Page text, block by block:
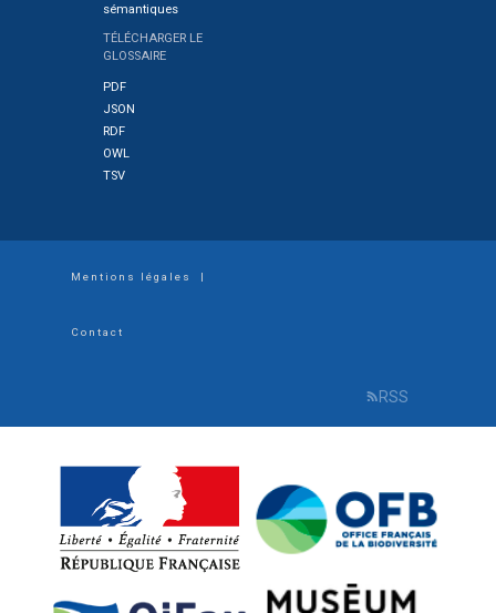
sémantiques
TÉLÉCHARGER LE
GLOSSAIRE
PDF
JSON
RDF
OWL
TSV
FooterMentions légales |
Contact
RRSS